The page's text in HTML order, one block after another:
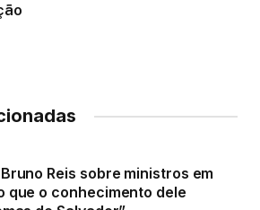
Reis sobre ministros em
que o conhecimento dele